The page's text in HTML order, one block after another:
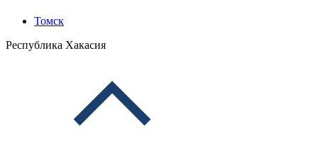
Томск
Республика Хакасия